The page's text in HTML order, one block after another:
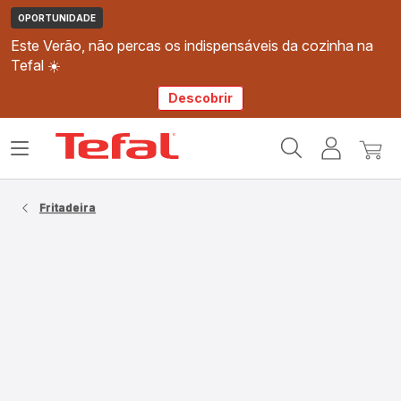
OPORTUNIDADE
Este Verão, não percas os indispensáveis da cozinha na
Tefal ☀️
Descobrir
Tefal
O
Abrir
Fritadeira